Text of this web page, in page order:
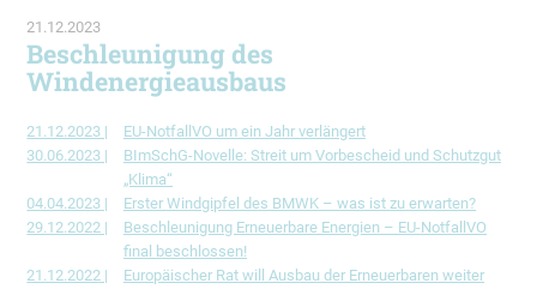
21.12.2023
Beschleunigung des
Windenergieausbaus
21.12.2023 |
EU-NotfallVO um ein Jahr verlängert
30.06.2023 |
BImSchG-Novelle: Streit um Vorbescheid und Schutzgut
„Klima“
04.04.2023 |
Erster Windgipfel des BMWK – was ist zu erwarten?
29.12.2022 |
Beschleunigung Erneuerbare Energien – EU-NotfallVO
final beschlossen!
21.12.2022 |
Europäischer Rat will Ausbau der Erneuerbaren weiter